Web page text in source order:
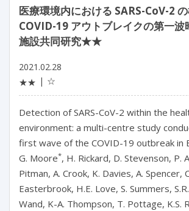
医療環境内における SARS-CoV-2
COVID-19 アウトブレイクの第一波
施設共同研究★★
2021.02.28
★★
☆
Detection of SARS-CoV-2 within the
environment: a multi-centre study
first wave of the COVID-19 outbreak in
G. Moore*, H. Rickard, D. Stevenson, P.
Pitman, A. Crook, K. Davies, A. Spencer,
Easterbrook, H.E. Love, S. Summers,
Wand, K-A. Thompson, T. Pottage, K.S.